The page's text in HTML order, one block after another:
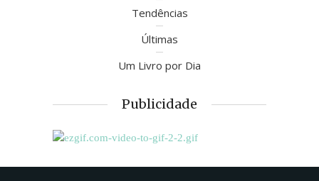
Tendências
Últimas
Um Livro por Dia
Publicidade